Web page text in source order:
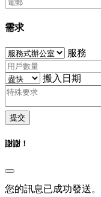
需求
服務
搬入日期
提交
謝謝！
您的訊息已成功發送